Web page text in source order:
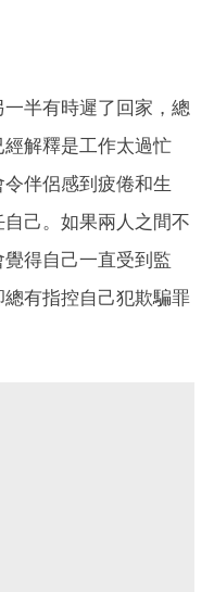
半有時遲了回家，總
解釋是工作太過忙
伴侶感到疲倦和生
己。如果兩人之間不
得自己一直受到監
有指控自己犯欺騙罪